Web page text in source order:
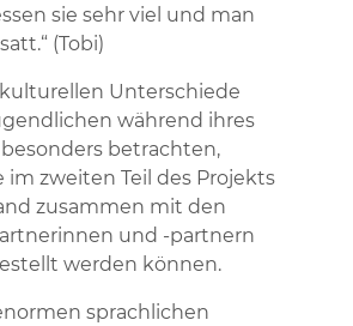
sie sehr viel und man
(Tobi)
Unterschiede
während ihres
betrachten,
im zweiten Teil des Projekts
zusammen mit den
und -partnern
werden können.
sprachlichen